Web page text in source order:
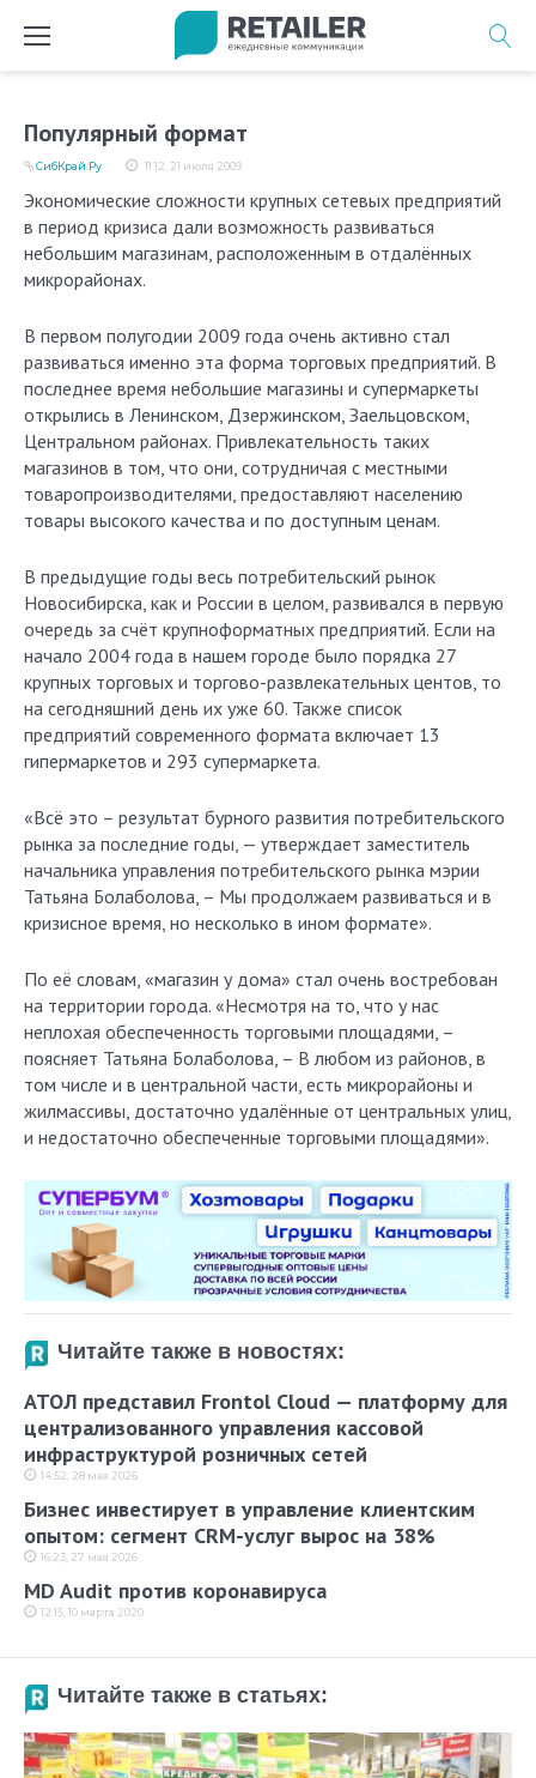
Популярный формат
11:12, 21 июля 2009
СибКрай.Ру
Экономические сложности крупных сетевых предприятий
в период кризиса дали возможность развиваться
небольшим магазинам, расположенным в отдалённых
микрорайонах.
В первом полугодии 2009 года очень активно стал
развиваться именно эта форма торговых предприятий. В
последнее время небольшие магазины и супермаркеты
открылись в Ленинском, Дзержинском, Заельцовском,
Центральном районах. Привлекательность таких
магазинов в том, что они, сотрудничая с местными
товаропроизводителями, предоставляют населению
товары высокого качества и по доступным ценам.
В предыдущие годы весь потребительский рынок
Новосибирска, как и России в целом, развивался в первую
очередь за счёт крупноформатных предприятий. Если на
начало 2004 года в нашем городе было порядка 27
крупных торговых и торгово-развлекательных центов, то
на сегодняшний день их уже 60. Также список
предприятий современного формата включает 13
гипермаркетов и 293 супермаркета.
«Всё это – результат бурного развития потребительского
рынка за последние годы, — утверждает заместитель
начальника управления потребительского рынка мэрии
Татьяна Болаболова, – Мы продолжаем развиваться и в
кризисное время, но несколько в ином формате».
По её словам, «магазин у дома» стал очень востребован
на территории города. «Несмотря на то, что у нас
неплохая обеспеченность торговыми площадями, –
поясняет Татьяна Болаболова, – В любом из районов, в
том числе и в центральной части, есть микрорайоны и
жилмассивы, достаточно удалённые от центральных улиц,
и недостаточно обеспеченные торговыми площадями».
Читайте также в новостях:
АТОЛ представил Frontol Cloud — платформу для
централизованного управления кассовой
инфраструктурой розничных сетей
14:52, 28 мая 2026
Бизнес инвестирует в управление клиентским
опытом: сегмент CRM-услуг вырос на 38%
16:23, 27 мая 2026
MD Audit против коронавируса
12:15, 10 марта 2020
Читайте также в статьях: